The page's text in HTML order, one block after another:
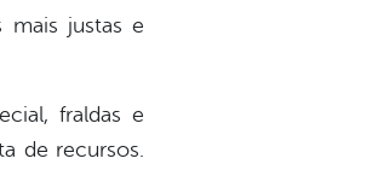
mais justas e
fraldas e
de recursos.